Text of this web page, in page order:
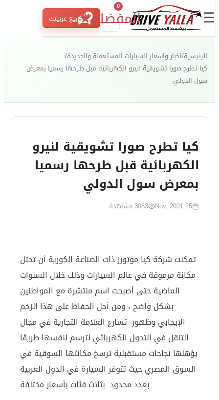
☰ المفضلة
0
★ بيع عربيتك
الرئيسية/اخبار واسعار السيارات المستعملة والجديدة/
كيا تطرح صورا تشويقية لنيرو الكهربائية قبل طرحها رسميا بمعرض
سول الدولي
كيا تطرح صورا تشويقية لنيرو
الكهربائية قبل طرحها رسميا
بمعرض سول الدولي
25 Nov, 2021
3083 مشاهدة
تمكنت شركة كيا موتورز ذات الصناعة الكورية أن تحتل
مكانة مرموقة في عالم السيارات وذلك خلال السنوات
الماضية حتى أصبحت اسم منتشرة مع المواطنين
بشكل واضح ، ومن أجل الحفاظ على هذا الزخم
الإيجابي وظهور تسارع العلامة التجارية في مجال
التنقل في التحول الكهربائي لترسم لنفسها طريقَا
يؤهلها نجاحات مستقبلية ترسخ مكانتها السوقية في
السوق المصري حيث تتوفر السيارة في الدول العربية
بعدد محدود بثلاث فئات بأسعار مختلفة